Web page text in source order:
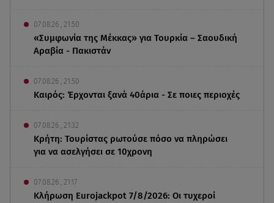
07.08.26 , 21:50
«Συμφωνία της Μέκκας» για Τουρκία – Σαουδική
Αραβία - Πακιστάν
07.08.26 , 21:50
Καιρός: Έρχονται ξανά 40άρια - Σε ποιες περιοχές
07.08.26 , 21:32
Κρήτη: Τουρίστας ρωτούσε πόσο να πληρώσει
για να ασελγήσει σε 10χρονη
07.08.26 , 21:17
Κλήρωση Eurojackpot 7/8/2026: Οι τυχεροί